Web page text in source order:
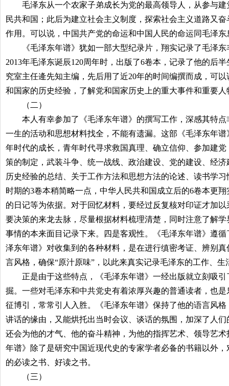
毛泽东从一个农家子弟成长为党的最高领导人，从参与建
民共和国；此后为建立社会主义制度，探索社会主义道路又奋
作用。可以说，中国共产党的命运和中国人民的命运同毛泽
《毛泽东年谱》犹如一部大型纪录片，翔实记录了毛泽东
2013年毛泽东诞辰120周年时，出版了6卷本，记录了他的后半
究室主任逄先知主编，先后用了近20年的时间编撰而成，可
和国家的历史经验，了解党和国家历史上的重大事件和重要
（二）
本人有幸参加了《毛泽东年谱》的撰写工作，深感其特点
一生的活动和思想材料找全，不能有遗漏。这部《毛泽东年
年时代的成长，青年时代寻求救国真理、确立信仰、参加建
策的制定，武装斗争、统一战线、政治建设、党的建设、经
历史经验的总结、关于工作方法和思想方法的论述、读书学
时期的3卷本稍简略一点，中华人民共和国成立后的6卷本更翔
的日记等为依据。对于回忆材料，要经过反复核对印证才加
要决策的来龙去脉，尽量根据材料梳理清楚，同时注意了解
事情的本来面目记录下来。四是客观性。《毛泽东年谱》遵
泽东年谱》对收集到的各种材料，是在进行缜密考证、辨别
言风格，确保“原汁原味”，以此来真实记录毛泽东的工作、生
正是由于这些特点，《毛泽东年谱》一经出版就立刻吸引
掘。一些对毛泽东和中共党史有着浓厚兴趣的普通读者，也
征博引，常常引人入胜。《毛泽东年谱》保持了他的语言风
讲话的缘由，又能烘托出当时会议、谈话的氛围，加深了人
还会为他的才气、他的奋斗精神，为他的指挥艺术、领导艺
年谱》除了是研究中国近现代史的专家学者必备的书籍以外
的必读之书、好读之书。
（三）